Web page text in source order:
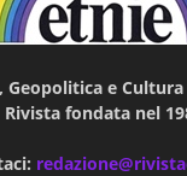
Geopolitica e
Rivista fondata nel